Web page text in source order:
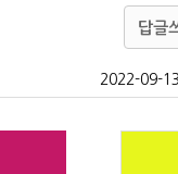
답글
2022-09-